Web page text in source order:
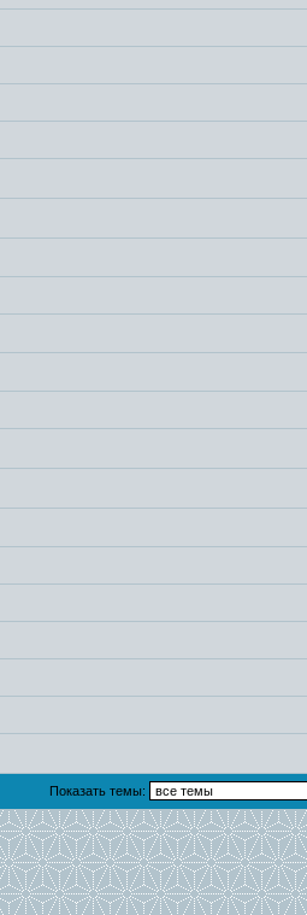
Показать темы: